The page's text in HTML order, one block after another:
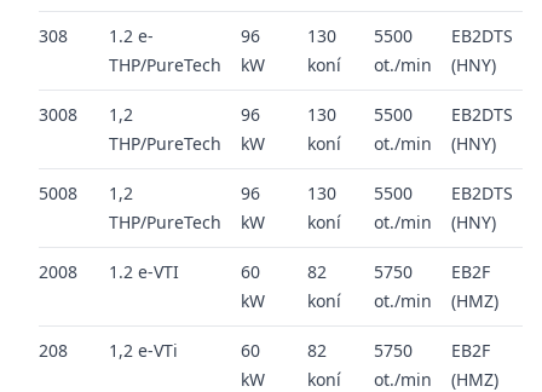
308
1.2 e-
THP/PureTech
96
kW
130
koní
5500
ot./min
EB2DTS
(HNY)
3008
1,2
THP/PureTech
96
kW
130
koní
5500
ot./min
EB2DTS
(HNY)
5008
1,2
THP/PureTech
96
kW
130
koní
5500
ot./min
EB2DTS
(HNY)
2008 1.2 e-VTI
60
kW
82
koní
5750
ot./min
EB2F
(HMZ)
208 1,2 e-VTi
60
kW
82
koní
5750
ot./min
EB2F
(HMZ)